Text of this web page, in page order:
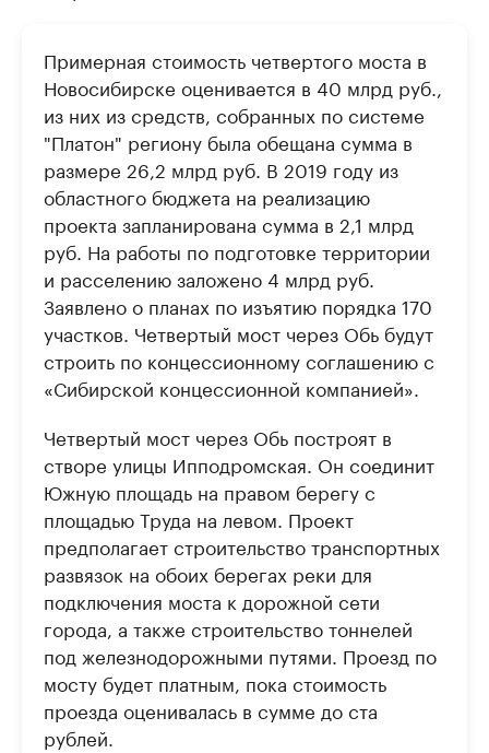
Примерная стоимость четвертого моста в
Новосибирске оценивается в 40 млрд руб.,
из них из средств, собранных по системе
"Платон" региону была обещана сумма в
размере 26,2 млрд руб. В 2019 году из
областного бюджета на реализацию
проекта запланирована сумма в 2,1 млрд
руб. На работы по подготовке территории
и расселению заложено 4 млрд руб.
Заявлено о планах по изъятию порядка 170
участков. Четвертый мост через Обь будут
строить по концессионному соглашению с
«Сибирской концессионной компанией».
Четвертый мост через Обь построят в
створе улицы Ипподромская. Он соединит
Южную площадь на правом берегу с
площадью Труда на левом. Проект
предполагает строительство транспортных
развязок на обоих берегах реки для
подключения моста к дорожной сети
города, а также строительство тоннелей
под железнодорожными путями. ​Проезд по
мосту будет платным, пока стоимость
проезда оценивалась в сумме до ста
рублей.